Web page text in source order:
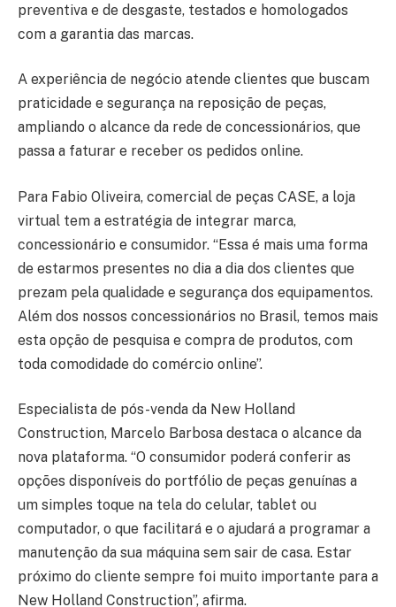
preventiva e de desgaste, testados e homologados
com a garantia das marcas.
A experiência de negócio atende clientes que buscam
praticidade e segurança na reposição de peças,
ampliando o alcance da rede de concessionários, que
passa a faturar e receber os pedidos online.
Para Fabio Oliveira, comercial de peças CASE, a loja
virtual tem a estratégia de integrar marca,
concessionário e consumidor. “Essa é mais uma forma
de estarmos presentes no dia a dia dos clientes que
prezam pela qualidade e segurança dos equipamentos.
Além dos nossos concessionários no Brasil, temos mais
esta opção de pesquisa e compra de produtos, com
toda comodidade do comércio online”.
Especialista de pós-venda da New Holland
Construction, Marcelo Barbosa destaca o alcance da
nova plataforma. “O consumidor poderá conferir as
opções disponíveis do portfólio de peças genuínas a
um simples toque na tela do celular, tablet ou
computador, o que facilitará e o ajudará a programar a
manutenção da sua máquina sem sair de casa. Estar
próximo do cliente sempre foi muito importante para a
New Holland Construction”, afirma.